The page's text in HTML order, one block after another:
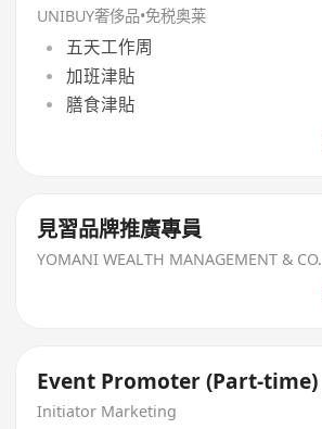
UNIBUY奢侈品•免税奥莱
五天工作周
加班津貼
膳食津貼
見習品牌推廣專員
YOMANI WEALTH MANAGEMENT & CO.
Event Promoter (Part-time)
Initiator Marketing